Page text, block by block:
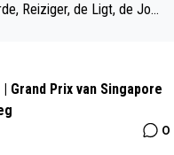
Reiziger, de Ligt, de Jon
Grand Prix van Singapore
0